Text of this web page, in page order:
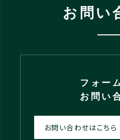
お問い
フォー
お問い
お問い合わせはこちら